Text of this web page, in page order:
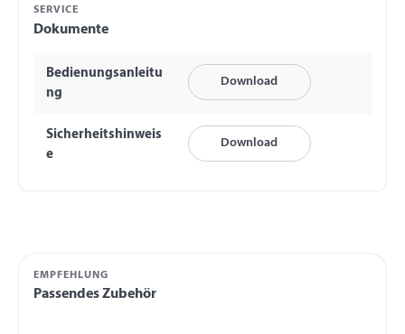
SERVICE
Dokumente
Bedienungsanleitu
ng
Download
Sicherheitshinweis
e
Download
EMPFEHLUNG
Passendes Zubehör